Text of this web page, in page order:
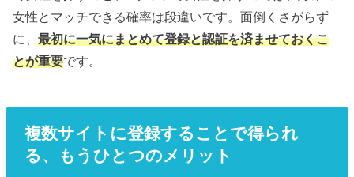
女性とマッチできる確率は段違いです。面倒くさがらず
に、最初に一気にまとめて登録と認証を済ませておくこ
とが重要です。
複数サイトに登録することで得られ
る、もうひとつのメリット